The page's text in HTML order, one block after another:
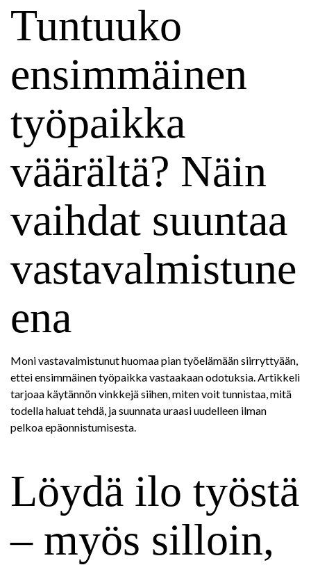
Tuntuuko
ensimmäinen
työpaikka
väärältä? Näin
vaihdat suuntaa
vastavalmistune
ena
Moni vastavalmistunut huomaa pian työelämään siirryttyään,
ettei ensimmäinen työpaikka vastaakaan odotuksia. Artikkeli
tarjoaa käytännön vinkkejä siihen, miten voit tunnistaa, mitä
todella haluat tehdä, ja suunnata uraasi uudelleen ilman
pelkoa epäonnistumisesta.
Löydä ilo työstä
– myös silloin,